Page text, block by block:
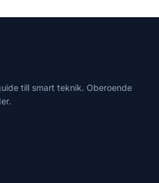
till smart teknik. Oberoende